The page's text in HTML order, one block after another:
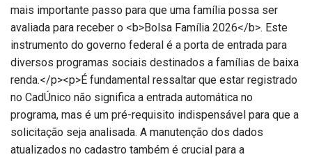
mais importante passo para que uma família possa ser
avaliada para receber o <b>Bolsa Família 2026</b>. Este
instrumento do governo federal é a porta de entrada para
diversos programas sociais destinados a famílias de baixa
renda.</p><p>É fundamental ressaltar que estar registrado
no CadÚnico não significa a entrada automática no
programa, mas é um pré-requisito indispensável para que a
solicitação seja analisada. A manutenção dos dados
atualizados no cadastro também é crucial para a